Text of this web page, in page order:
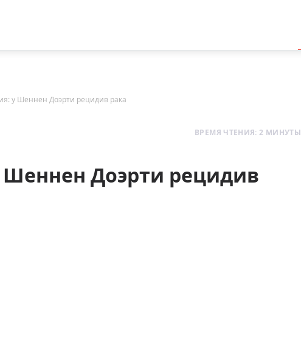
у Шеннен Доэрти рецидив рака
ВРЕМЯ ЧТЕНИЯ: 2 МИНУТЫ
Шеннен Доэрти рецидив